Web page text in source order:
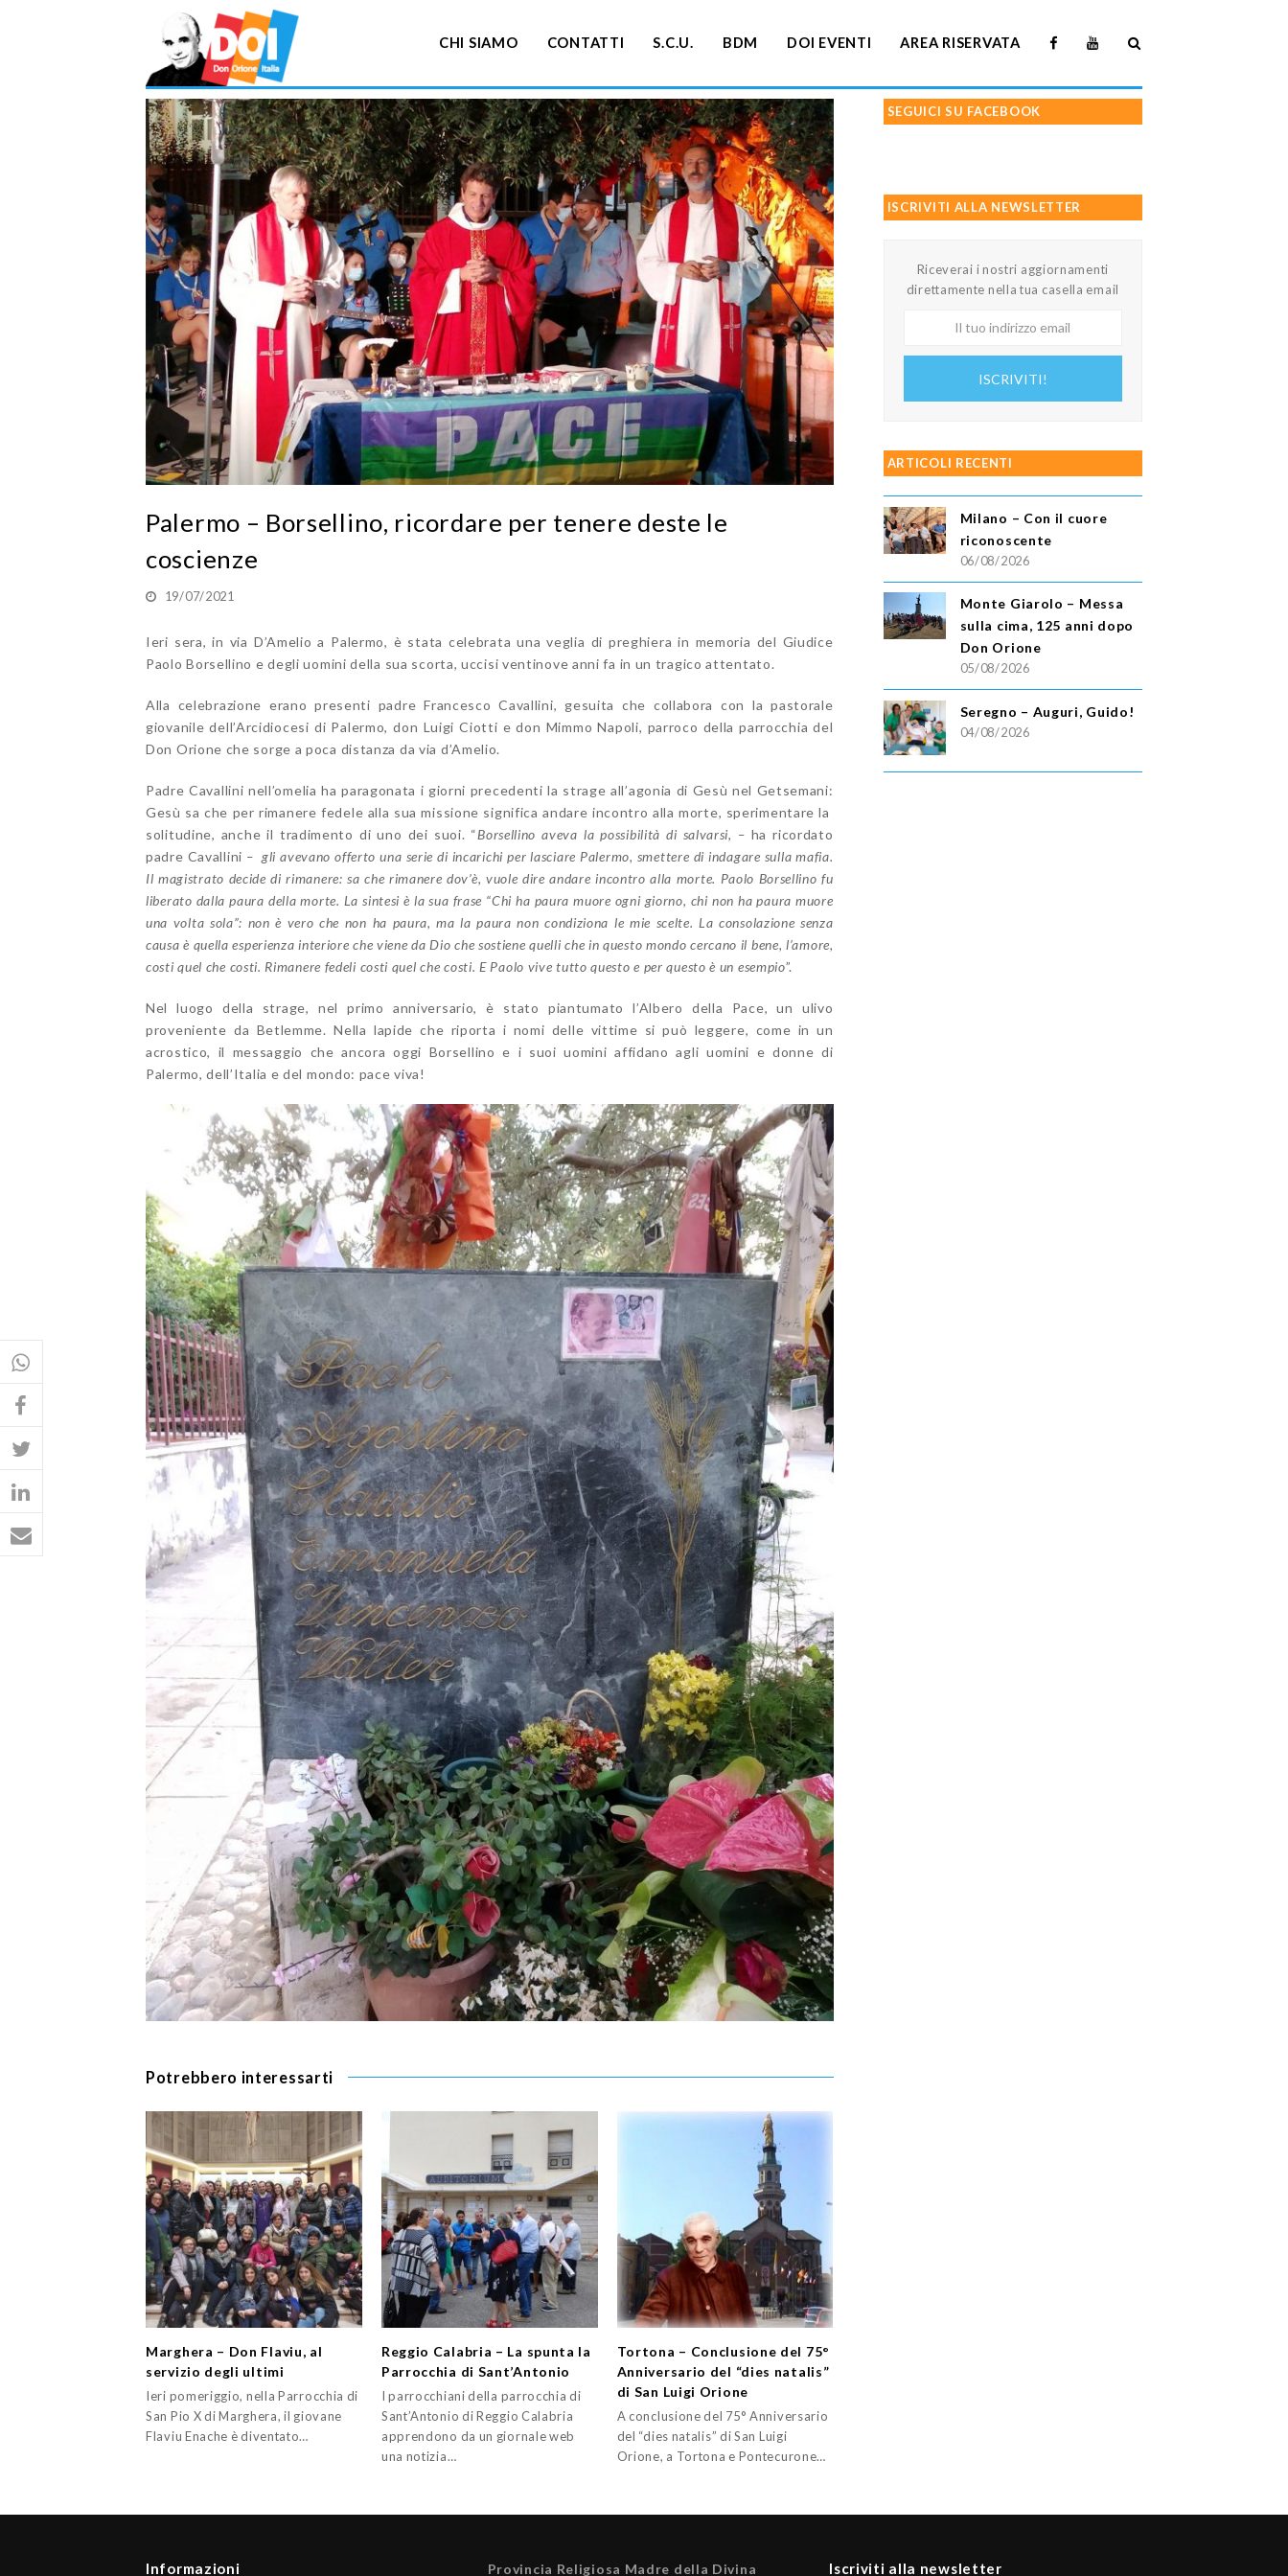
CHI SIAMO CONTATTI S.C.U. BDM DOI EVENTI AREA RISERVATA
Palermo – Borsellino, ricordare per tenere deste le
coscienze
19/07/2021
Ieri sera, in via D’Amelio a Palermo, è stata celebrata una veglia di preghiera in memoria del Giudice
Paolo Borsellino e degli uomini della sua scorta, uccisi ventinove anni fa in un tragico attentato.
Alla celebrazione erano presenti padre Francesco Cavallini, gesuita che collabora con la pastorale
giovanile dell’Arcidiocesi di Palermo, don Luigi Ciotti e don Mimmo Napoli, parroco della parrocchia del
Don Orione che sorge a poca distanza da via d’Amelio.
Padre Cavallini nell’omelia ha paragonata i giorni precedenti la strage all’agonia di Gesù nel Getsemani:
Gesù sa che per rimanere fedele alla sua missione significa andare incontro alla morte, sperimentare la
solitudine, anche il tradimento di uno dei suoi. “Borsellino aveva la possibilità di salvarsi, – ha ricordato
padre Cavallini – gli avevano offerto una serie di incarichi per lasciare Palermo, smettere di indagare sulla mafia.
Il magistrato decide di rimanere: sa che rimanere dov’è, vuole dire andare incontro alla morte. Paolo Borsellino fu
liberato dalla paura della morte. La sintesi è la sua frase “Chi ha paura muore ogni giorno, chi non ha paura muore
una volta sola”: non è vero che non ha paura, ma la paura non condiziona le mie scelte. La consolazione senza
causa è quella esperienza interiore che viene da Dio che sostiene quelli che in questo mondo cercano il bene, l’amore,
costi quel che costi. Rimanere fedeli costi quel che costi. E Paolo vive tutto questo e per questo è un esempio”.
Nel luogo della strage, nel primo anniversario, è stato piantumato l’Albero della Pace, un ulivo
proveniente da Betlemme. Nella lapide che riporta i nomi delle vittime si può leggere, come in un
acrostico, il messaggio che ancora oggi Borsellino e i suoi uomini affidano agli uomini e donne di
Palermo, dell’Italia e del mondo: pace viva!
Potrebbero interessarti
Marghera – Don Flaviu, al
servizio degli ultimi
Ieri pomeriggio, nella Parrocchia di
San Pio X di Marghera, il giovane
Flaviu Enache è diventato…
Reggio Calabria – La spunta la
Parrocchia di Sant’Antonio
I parrocchiani della parrocchia di
Sant’Antonio di Reggio Calabria
apprendono da un giornale web
una notizia…
Tortona – Conclusione del 75°
Anniversario del “dies natalis”
di San Luigi Orione
A conclusione del 75° Anniversario
del “dies natalis” di San Luigi
Orione, a Tortona e Pontecurone…
SEGUICI SU FACEBOOK
ISCRIVITI ALLA NEWSLETTER
Riceverai i nostri aggiornamenti
direttamente nella tua casella email
ISCRIVITI!
ARTICOLI RECENTI
Milano – Con il cuore
riconoscente
06/08/2026
Monte Giarolo – Messa
sulla cima, 125 anni dopo
Don Orione
05/08/2026
Seregno – Auguri, Guido!
04/08/2026
Informazioni Provincia Religiosa Madre della Divina Iscriviti alla newsletter